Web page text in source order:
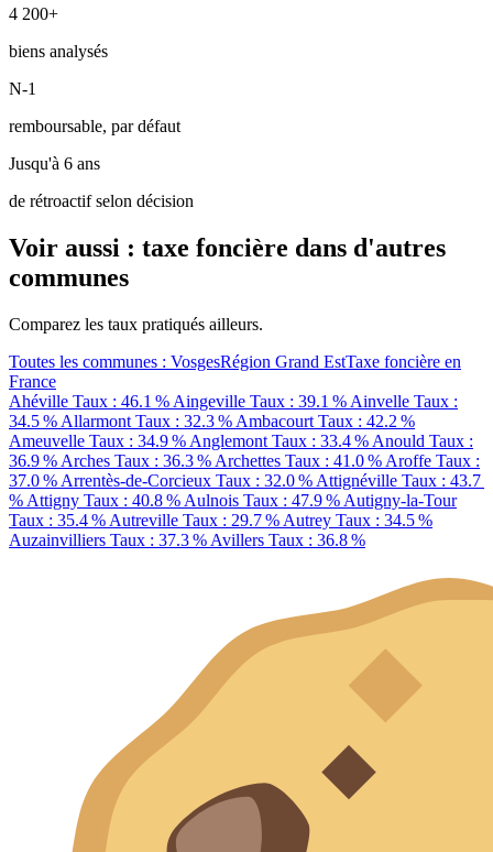
4 200+
biens analysés
N-1
remboursable, par défaut
Jusqu'à 6 ans
de rétroactif selon décision
Voir aussi : taxe foncière dans d'autres
communes
Comparez les taux pratiqués ailleurs.
Toutes les communes : VosgesRégion Grand EstTaxe foncière en
France
Ahéville Taux : 46.1 % Aingeville Taux : 39.1 % Ainvelle Taux :
34.5 % Allarmont Taux : 32.3 % Ambacourt Taux : 42.2 %
Ameuvelle Taux : 34.9 % Anglemont Taux : 33.4 % Anould Taux :
36.9 % Arches Taux : 36.3 % Archettes Taux : 41.0 % Aroffe Taux :
37.0 % Arrentès-de-Corcieux Taux : 32.0 % Attignéville Taux : 43.7
% Attigny Taux : 40.8 % Aulnois Taux : 47.9 % Autigny-la-Tour
Taux : 35.4 % Autreville Taux : 29.7 % Autrey Taux : 34.5 %
Auzainvilliers Taux : 37.3 % Avillers Taux : 36.8 %